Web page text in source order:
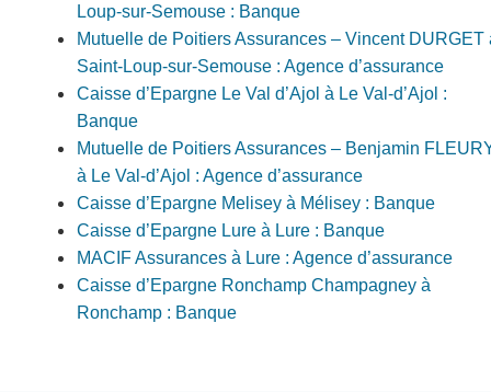
Loup-sur-Semouse : Banque
Mutuelle de Poitiers Assurances – Vincent DURGET
Saint-Loup-sur-Semouse : Agence d’assurance
Caisse d’Epargne Le Val d’Ajol à Le Val-d’Ajol :
Banque
Mutuelle de Poitiers Assurances – Benjamin
à Le Val-d’Ajol : Agence d’assurance
Caisse d’Epargne Melisey à Mélisey : Banque
Caisse d’Epargne Lure à Lure : Banque
MACIF Assurances à Lure : Agence d’assurance
Caisse d’Epargne Ronchamp Champagney à
Ronchamp : Banque